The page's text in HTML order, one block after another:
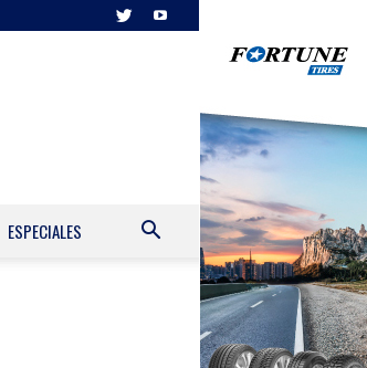
ESPECIALES